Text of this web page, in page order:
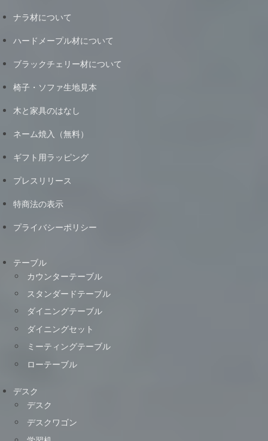
ナラ材について
ハードメープル材について
ブラックチェリー材について
椅子・ソファ生地見本
木と家具のはなし
ネーム焼入（無料）
ギフト用ラッピング
プレスリリース
特商法の表示
プライバシーポリシー
テーブル
カウンターテーブル
スタンダードテーブル
ダイニングテーブル
ダイニングセット
ミーティングテーブル
ローテーブル
デスク
デスク
デスクワゴン